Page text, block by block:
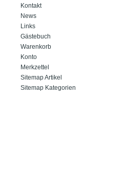
Kontakt
News
Links
Gästebuch
Warenkorb
Konto
Merkzettel
Sitemap Artikel
Sitemap Kategorien